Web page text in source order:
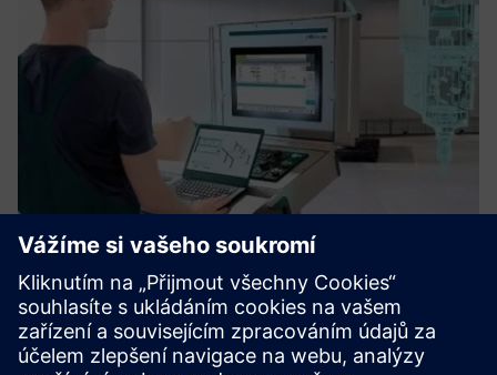
Virtual Smart Factory for Additive
Manufacturing
VSF enables large-scale additive manufacturing by